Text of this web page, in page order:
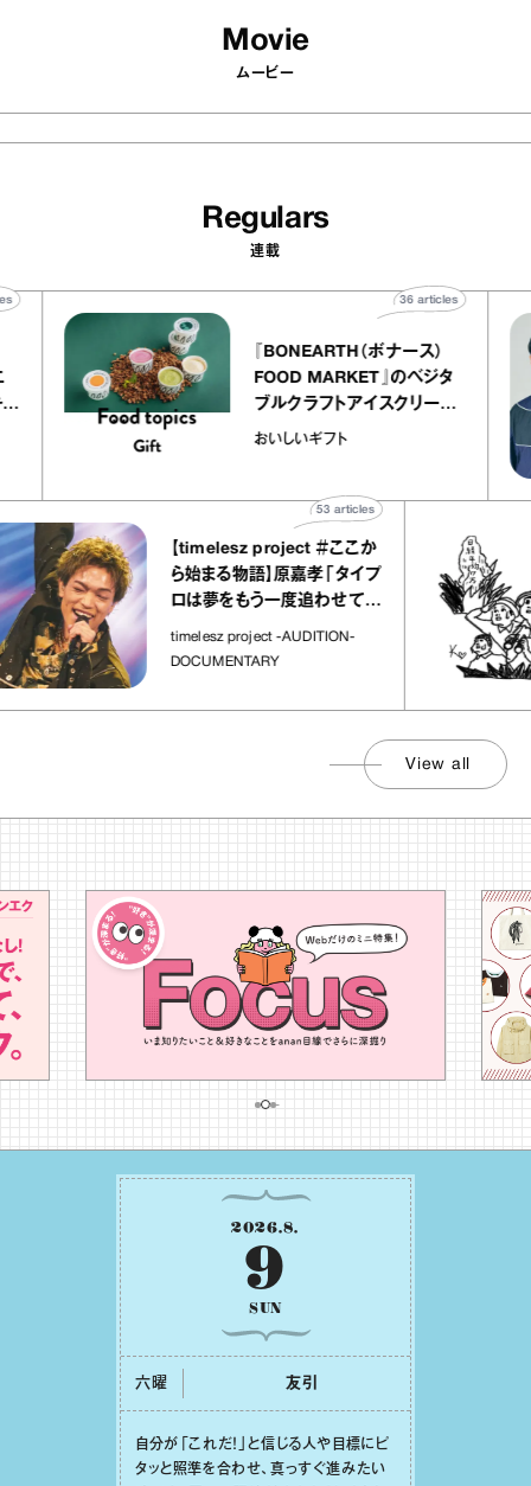
Movie
ムービー
Regulars
連載
リエ
キャ
articles
『BONEARTH（ボナース）
FOOD MARKET』のベジタ
ブルクラフトアイスクリーム
｜真野知子の「おいしいギフ
おいしいギフト
36articles
【timelesz project ＃ここか
ら始まる物語】原嘉孝「タイプ
ロは夢をもう一度追わせてく
れた場所」
timelesz project -AUDITION-
DOCUMENTARY
articles
View all
2026.8.
9
SUN
六曜 友引
⾃分が「これだ！」と信じる⼈や⽬標にピ
タッと照準を合わせ、真っすぐ進みたい